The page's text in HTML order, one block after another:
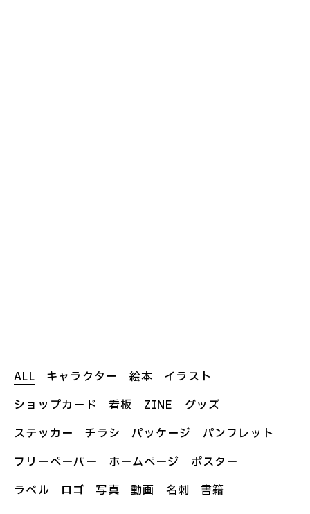
ALL キャラクター 絵本
イラスト
ショップカード
看板 ZINE
グッズ
ステッカー
チラシ パッケージ
パンフレット
フリーペーパー
ホームページ
ポスター
ラベル
ロゴ 写真 動画 名刺 書籍